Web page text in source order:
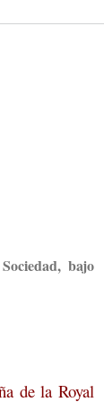
bajo
de la Royal